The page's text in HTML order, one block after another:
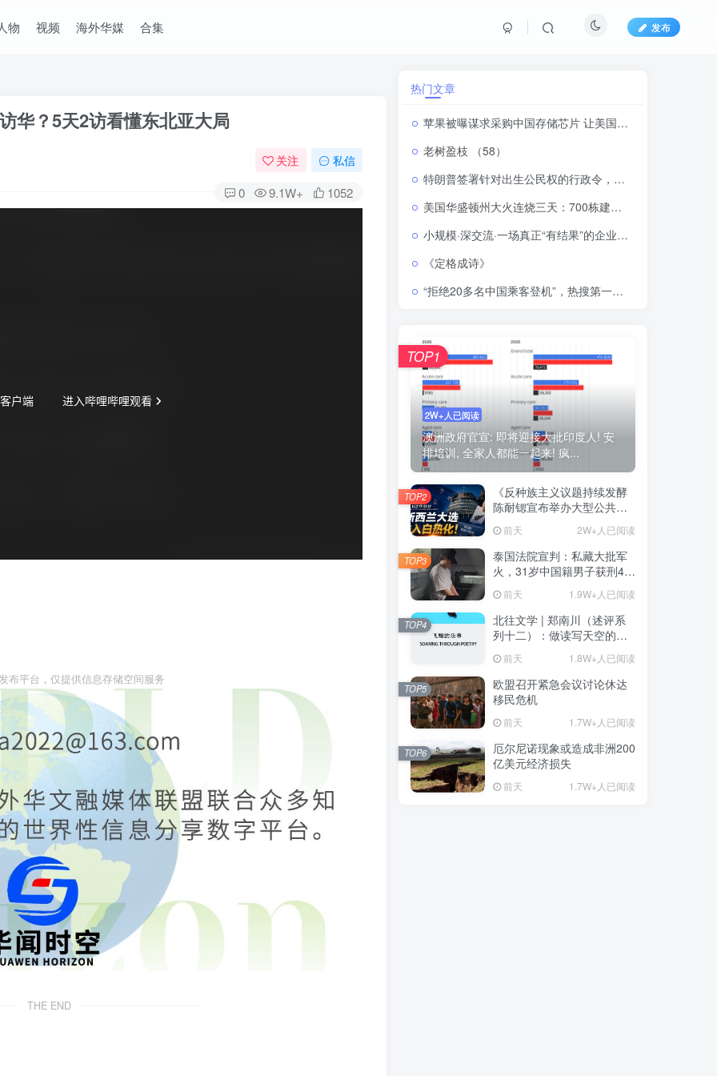
物 视频 海外华媒 合集 发布
华？5天2访看懂东北亚大局
关注 私信
0 9.1W+ 1052
布平台，仅提供信息存储空间服务
THE END
热门文章
苹果被曝谋求采购中国存储芯片 让美国坐不住了
老树盈枝 （58）
特朗普签署针对出生公民权的行政令，将严厉打击“生育旅游”
美国华盛顿州大火连烧三天：700栋建筑被毁，64000人紧急撤离
小规模·深交流·一场真正“有结果”的企业家座谈会
《定格成诗》
“拒绝20多名中国乘客登机”，热搜第一！泰国机场方道歉
2W+人已阅读
澳洲政府官宣: 即将迎接大批印度人! 安
排培训, 全家人都能一起来! 疯...
TOP1
《反种族主义议题持续发酵
陈耐锶宣布举办大型公共会
席》——新西兰大选进入白
热化阶段 种族关系与对华政
策再成选战焦点
前天 2W+人已阅读
TOP2
泰国法院宣判：私藏大批军
火，31岁中国籍男子获刑46
前天 1.9W+人已阅读
TOP3
北往文学 | 郑南川（述评系
列十二）：做读写天空的诗
章》）（附：心漫述评）
前天 1.8W+人已阅读
TOP4
欧盟召开紧急会议讨论休达
移民危机
前天 1.7W+人已阅读
TOP5
厄尔尼诺现象或造成非洲200
亿美元经济损失
前天 1.7W+人已阅读
TOP6